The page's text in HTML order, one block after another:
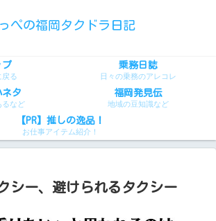
ぺの福岡タクドラ日記
プ
戻る
乗務日誌
日々の乗務のアレコレ
ネタ
るなど
福岡発見伝
地域の豆知識など
【PR】推しの逸品！
お仕事アイテム紹介！
シー、避けられるタクシー